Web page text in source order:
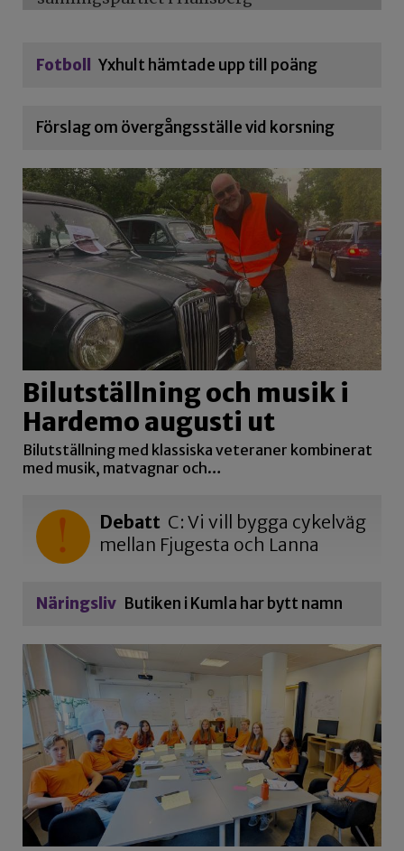
Fotboll Yxhult hämtade upp till poäng
Förslag om övergångsställe vid korsning
Bilutställning och musik i
Hardemo augusti ut
Bilutställning med klassiska veteraner kombinerat
med musik, matvagnar och…
Debatt C: Vi vill bygga cykelväg
mellan Fjugesta och Lanna
Näringsliv Butiken i Kumla har bytt namn